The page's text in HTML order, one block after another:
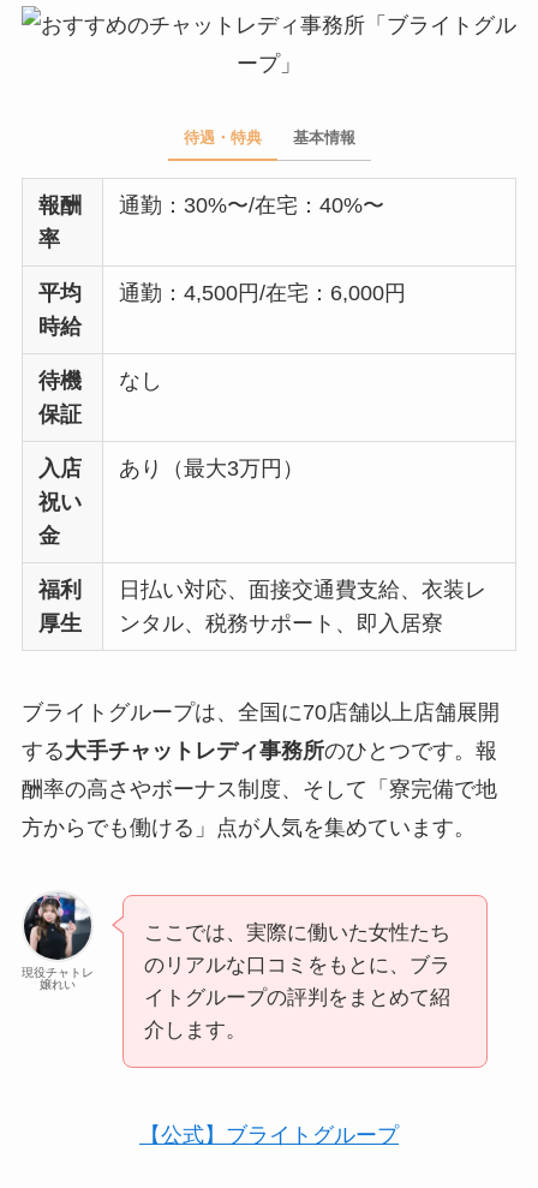
待遇・特典 基本情報
報酬
率
通勤：30%〜/在宅：40%〜
平均
時給
通勤：4,500円/在宅：6,000円
待機
保証
なし
入店
祝い
金
あり（最大3万円）
福利
厚生
日払い対応、面接交通費支給、衣装レ
ンタル、税務サポート、即入居寮
ブライトグループは、全国に70店舗以上店舗展開
する大手チャットレディ事務所のひとつです。報
酬率の高さやボーナス制度、そして「寮完備で地
方からでも働ける」点が人気を集めています。
現役チャトレ
嬢れい
ここでは、実際に働いた女性たち
のリアルな口コミをもとに、ブラ
イトグループの評判をまとめて紹
介します。
【公式】ブライトグループ